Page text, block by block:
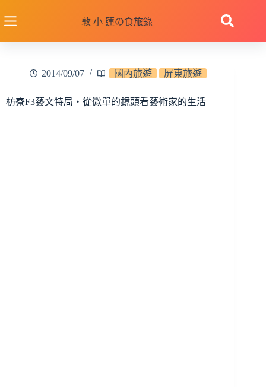
至
敦 小 蓮の食旅錄
2014/09/07 國內旅遊 屏東旅遊
枋寮F3藝文特局‧從微單的鏡頭看藝術家的生活